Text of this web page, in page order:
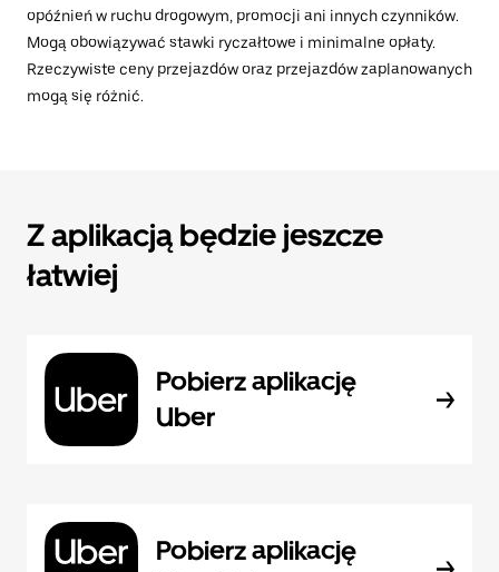
opóźnień w ruchu drogowym, promocji ani innych czynników.
Mogą obowiązywać stawki ryczałtowe i minimalne opłaty.
Rzeczywiste ceny przejazdów oraz przejazdów zaplanowanych
mogą się różnić.
Z aplikacją będzie jeszcze
łatwiej
Pobierz aplikację
Uber
Pobierz aplikację